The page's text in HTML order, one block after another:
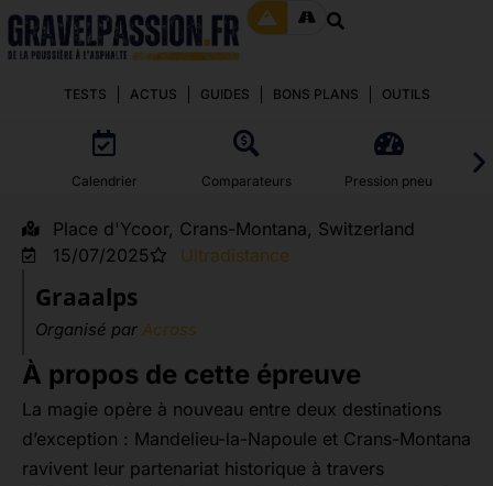
TESTS ACTUS GUIDES BONS PLANS OUTILS
Calendrier Comparateurs Pression pneu
Place d'Ycoor, Crans-Montana, Switzerland
15/07/2025
Ultradistance
Graaalps
Organisé par Across
À propos de cette épreuve
La magie opère à nouveau entre deux destinations
d’exception : Mandelieu-la-Napoule et Crans-Montana
ravivent leur partenariat historique à travers